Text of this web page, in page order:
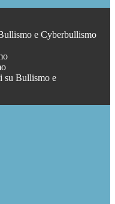
e Cyberbullismo
su Bullismo e